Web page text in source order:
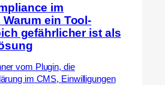
im
ein Tool-
gefährlicher ist als
vom Plugin, die
im CMS, Einwilligungen